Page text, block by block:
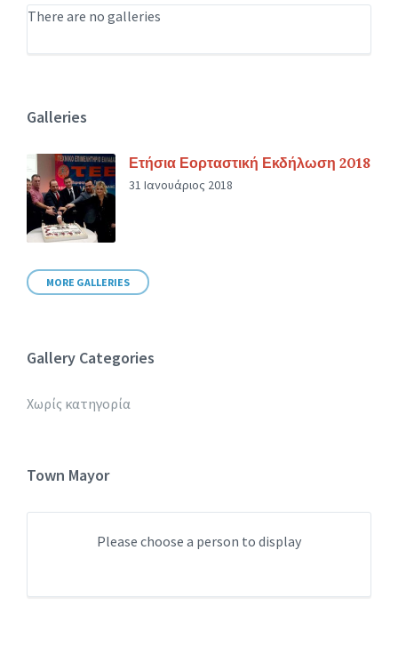
There are no galleries
Galleries
Ετήσια Εορταστική Εκδήλωση 2018
31 Ιανουάριος 2018
MORE GALLERIES
Gallery Categories
Χωρίς κατηγορία
Town Mayor
Please choose a person to display